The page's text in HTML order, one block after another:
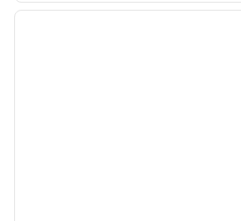
1 din 12